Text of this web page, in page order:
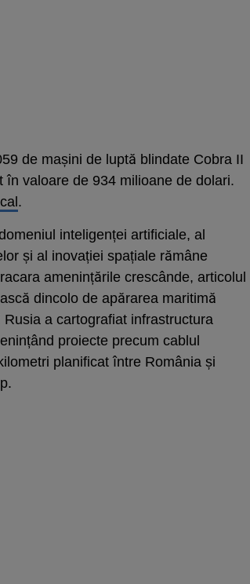
de mașini de luptă blindate Cobra II
valoare de 934 milioane de dolari.
.
inteligenței artificiale, al
și al inovației spațiale rămâne
amenințările crescânde, articolul
dincolo de apărarea maritimă
Rusia a cartografiat infrastructura
proiecte precum cablul
planificat între România și